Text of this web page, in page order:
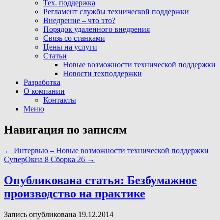
Тех. поддержка
Регламент службы технической поддержки
Внедрение – что это?
Порядок удаленного внедрения
Связь со станками
Цены на услуги
Статьи
Новые возможности технической поддержки
Новости техподдержки
Разработка
О компании
Контакты
Меню
Навигация по записям
← Интервью – Новые возможности технической поддержки
СуперОкна 8 Сборка 26 →
Опубликована статья: Безбумажное
производство на практике
Запись опубликована 19.12.2014